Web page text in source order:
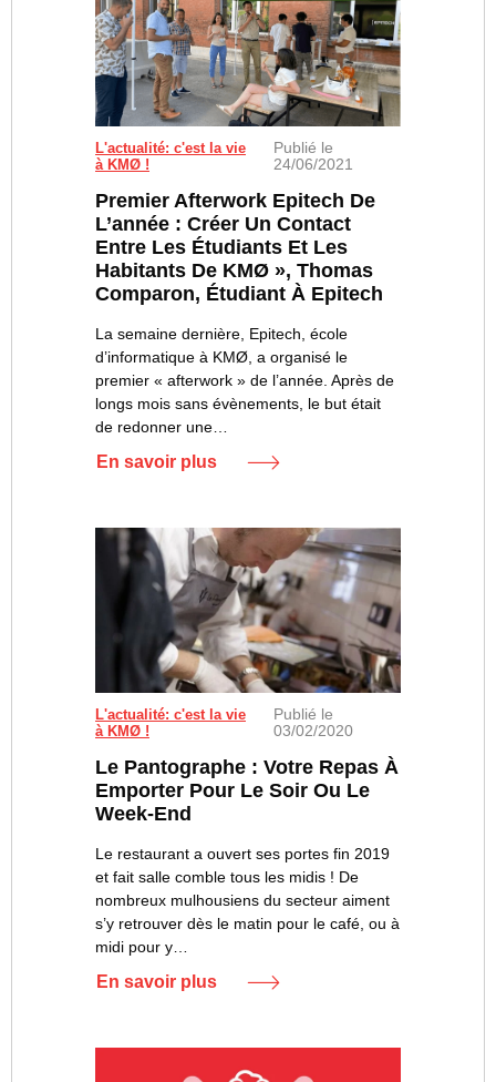
L'actualité: c'est la vie
à KMØ !
Publié le
24/06/2021
Premier Afterwork Epitech De
L’année : Créer Un Contact
Entre Les Étudiants Et Les
Habitants De KMØ », Thomas
Comparon, Étudiant À Epitech
La semaine dernière, Epitech, école
d’informatique à KMØ, a organisé le
premier « afterwork » de l’année. Après de
longs mois sans évènements, le but était
de redonner une…
En savoir plus
L'actualité: c'est la vie
à KMØ !
Publié le
03/02/2020
Le Pantographe : Votre Repas À
Emporter Pour Le Soir Ou Le
Week-End
Le restaurant a ouvert ses portes fin 2019
et fait salle comble tous les midis ! De
nombreux mulhousiens du secteur aiment
s’y retrouver dès le matin pour le café, ou à
midi pour y…
En savoir plus